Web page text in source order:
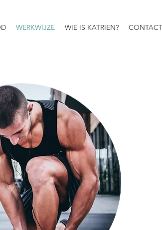
WERKWIJZE WIE IS KATRIEN? CONTACT